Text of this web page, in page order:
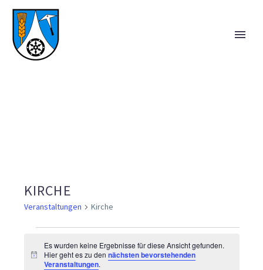
KIRCHE
Veranstaltungen Kirche
VERANSTALTUNGEN
Hinweis
Es wurden keine Ergebnisse für diese Ansicht gefunden.
Hier geht es zu dennächsten bevorstehenden
Veranstaltungen.